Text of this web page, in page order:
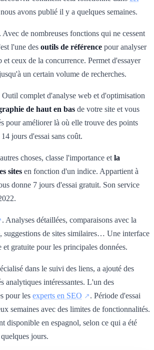
avons publié il y a quelques semaines.
. Avec de nombreuses fonctions qui ne cessent
l'une des outils de référence pour analyser
et ceux de la concurrence. Permet d'essayer
un certain volume de recherches.
Outil complet d'analyse web et d'optimisation
de haut en bas de votre site et vous
pour améliorer là où elle trouve des points
jours d'essai sans coût.
choses, classe l'importance et la
sites en fonction d'un indice. Appartient à
donne 7 jours d'essai gratuit. Son service
. Analyses détaillées, comparaisons avec la
, suggestions de sites similaires… Une interface
et gratuite pour les principales données.
dans le suivi des liens, a ajouté des
analytiques intéressantes. L'un des
pour les experts en SEO
. Période d'essai
semaines avec des limites de fonctionnalités.
disponible en espagnol, selon ce qui a été
jours.